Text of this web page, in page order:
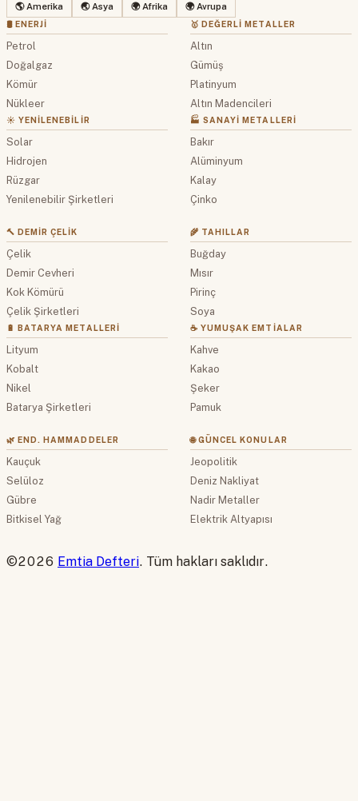
🌎 Amerika 🌏 Asya 🌍 Afrika 🌍 Avrupa
🛢 ENERJI
Petrol
Doğalgaz
Kömür
Nükleer
☀️ YENILENEBILIR
Solar
Hidrojen
Rüzgar
Yenilenebilir Şirketleri
🥇 DEĞERLI METALLER
Altın
Gümüş
Platinyum
Altın Madencileri
🏭 SANAYI METALLERI
Bakır
Alüminyum
Kalay
Çinko
🔨 DEMIR ÇELIK
Çelik
Demir Cevheri
Kok Kömürü
Çelik Şirketleri
🔋 BATARYA METALLERI
Lityum
Kobalt
Nikel
Batarya Şirketleri
🌾 TAHILLAR
Buğday
Mısır
Pirinç
Soya
☕ YUMUŞAK EMTIALAR
Kahve
Kakao
Şeker
Pamuk
🌿 END. HAMMADDELER
Kauçuk
Selüloz
Gübre
Bitkisel Yağ
🌐 GÜNCEL KONULAR
Jeopolitik
Deniz Nakliyat
Nadir Metaller
Elektrik Altyapısı
©2026 Emtia Defteri. Tüm hakları saklıdır.